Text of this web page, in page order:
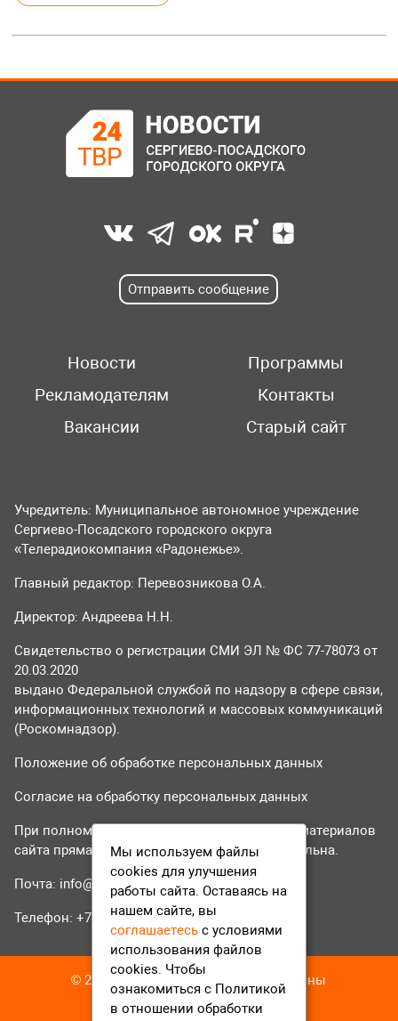
Отправить сообщение
Новости
Программы
Рекламодателям
Контакты
Вакансии
Старый сайт
Учредитель: Муниципальное автономное учреждение
Сергиево-Посадского городского округа
«Телерадиокомпания «Радонежье».
Главный редактор: Перевозникова О.А.
Директор: Андреева Н.Н.
Свидетельство о регистрации СМИ ЭЛ № ФС 77-78073 от
20.03.2020
выдано Федеральной службой по надзору в сфере связи,
информационных технологий и массовых коммуникаций
(Роскомнадзор).
Положение об обработке персональных данных
Согласие на обработку персональных данных
При полном или частичном использовании материалов
сайта прямая гиперссылка на tvr24.tv обязательна.
Почта: info@tvr24.tv
Телефон: +7 (496) 551-04-95
© 2016-2023 ТВР24 Все права защищены
Мы используем файлы
cookies для улучшения
работы сайта. Оставаясь на
нашем сайте, вы
соглашаетесь с условиями
использования файлов
cookies. Чтобы
ознакомиться с Политикой
в отношении обработки